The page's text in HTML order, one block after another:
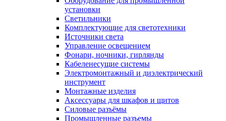
установки
Светильники
Комплектующие для светотехники
Источники света
Управление освещением
Фонари, ночники, гирлянды
Кабеленесущие системы
Электромонтажный и диэлектрический
инструмент
Монтажные изделия
Аксессуары для шкафов и щитов
Силовые разъёмы
Промышленные разъемы